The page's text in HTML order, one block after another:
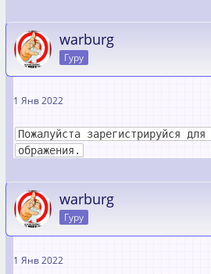
warburg
Гуру
1 Янв 2022
Пожалуйста зарегистрируйся
ображения.
warburg
Гуру
1 Янв 2022